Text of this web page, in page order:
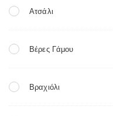
Ατσάλι
Βέρες Γάμου
Βραχιόλι